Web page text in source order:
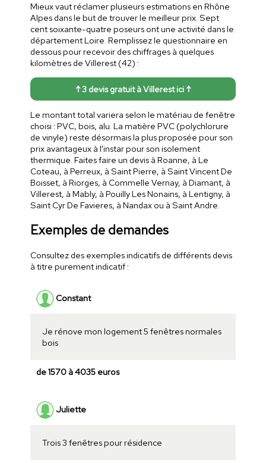
Mieux vaut réclamer plusieurs estimations en Rhône
Alpes dans le but de trouver le meilleur prix. Sept
cent soixante-quatre poseurs ont une activité dans le
département Loire. Remplissez le questionnaire en
dessous pour recevoir des chiffrages à quelques
kilomètres de Villerest (42) :
↑ 3 devis gratuit à Villerest ici ↑
Le montant total variera selon le matériau de fenêtre
choisi : PVC, bois, alu. La matière PVC (polychlorure
de vinyle) reste désormais la plus proposée pour son
prix avantageux à l'instar pour son isolement
thermique. Faites faire un devis à Roanne, à Le
Coteau, à Perreux, à Saint Pierre, à Saint Vincent De
Boisset, à Riorges, à Commelle Vernay, à Diamant, à
Villerest, à Mably, à Pouilly Les Nonains, à Lentigny, à
Saint Cyr De Favieres, à Nandax ou à Saint Andre.
Exemples de demandes
Consultez des exemples indicatifs de différents devis
à titre purement indicatif :
Constant
Je rénove mon logement 5 fenêtres normales
bois
de 1570 à 4035 euros
Juliette
Trois 3 fenêtres pour résidence